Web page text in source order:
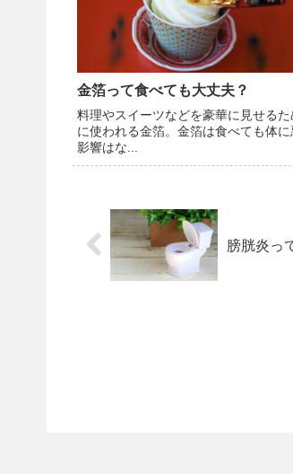
金箔って食べても大丈夫？
料理やスイーツなどを豪華に見せるた
に使われる金箔。金箔は食べても体に
影響はな...
膀胱炎っ